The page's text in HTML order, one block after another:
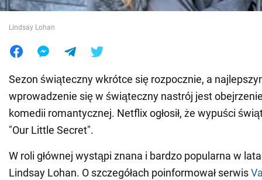
Jedzenie
Lindsay Lohan
Sezon świąteczny wkrótce się rozpocznie, a
wprowadzenie się w świąteczny nastrój jest
komedii romantycznej. Netflix ogłosił, że wypuści
"Our Little Secret".
W roli głównej wystąpi znana i bardzo popularna w
Lindsay Lohan. O szczegółach poinformował serwis